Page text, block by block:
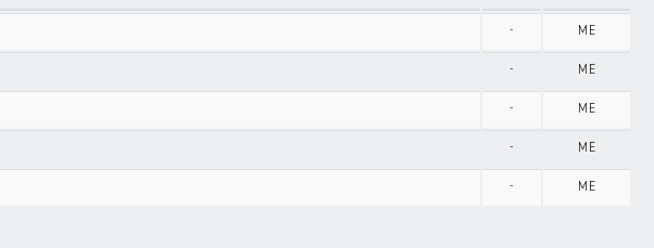
- ME
- ME
- ME
- ME
- ME